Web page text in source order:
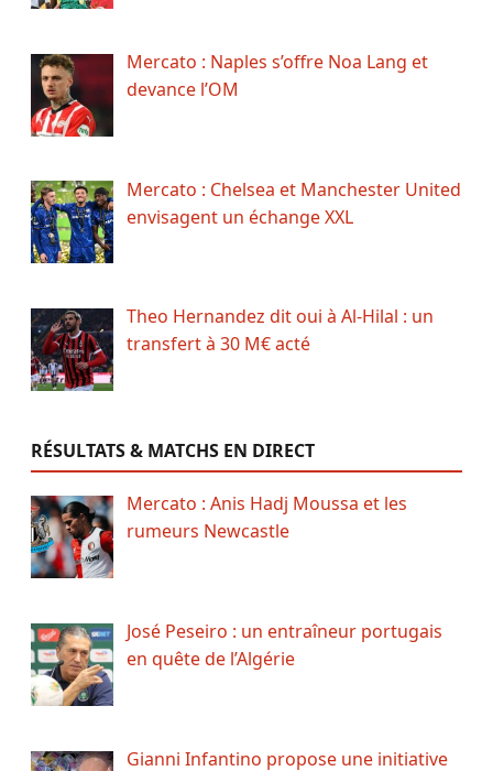
Mercato : Naples s’offre Noa Lang et
devance l’OM
Mercato : Chelsea et Manchester United
envisagent un échange XXL
Theo Hernandez dit oui à Al-Hilal : un
transfert à 30 M€ acté
RÉSULTATS & MATCHS EN DIRECT
Mercato : Anis Hadj Moussa et les
rumeurs Newcastle
José Peseiro : un entraîneur portugais
en quête de l’Algérie
Gianni Infantino propose une initiative